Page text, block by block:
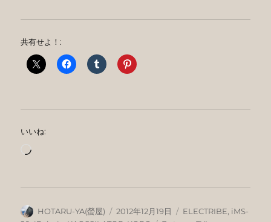
共有せよ！:
いいね:
読
中…
投
HOTARU-YA(螢屋)
投
2012年12月19日
カ
ELECTRIBE, iMS-